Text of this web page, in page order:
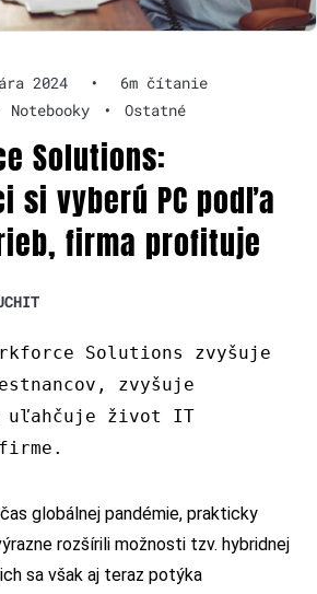
2024 •
6m čítanie
Notebooky • Ostatné
Solutions:
si vyberú PC podľa
firma profituje
Solutions zvyšuje
zvyšuje
uľahčuje život IT
globálnej pandémie, prakticky
rozšírili možnosti tzv. hybridnej
sa však aj teraz potýka